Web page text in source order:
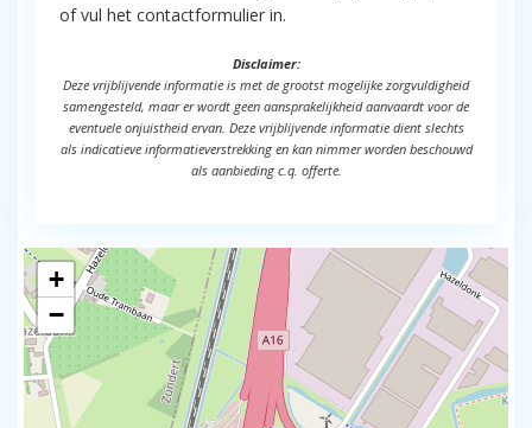
of vul het contactformulier in.
Disclaimer:
Deze vrijblijvende informatie is met de grootst mogelijke zorgvuldigheid
samengesteld, maar er wordt geen aansprakelijkheid aanvaardt voor de
eventuele onjuistheid ervan. Deze vrijblijvende informatie dient slechts
als indicatieve informatieverstrekking en kan nimmer worden beschouwd
als aanbieding c.q. offerte.
+
−